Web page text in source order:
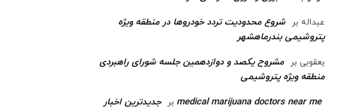
عبداله بر
شروع محدودیت تردد خودروها در منطقه ویژه
پتروشیمی بندرماهشهر
یعقوبی بر
مشروح یکصد و دوازدهمین جلسه شورای راهبردی
منطقه ویژه پتروشیمی‌
medical marijuana doctors near me بر
جدیدترین اخبار